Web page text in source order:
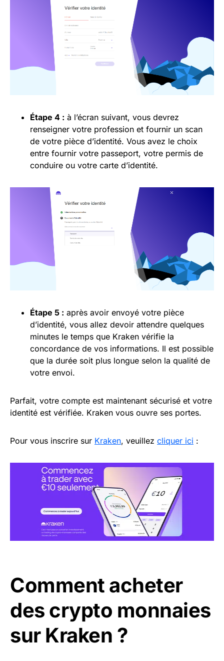
Étape 4 : à l’écran suivant, vous devrez
renseigner votre profession et fournir un scan
de votre pièce d’identité. Vous avez le choix
entre fournir votre passeport, votre permis de
conduire ou votre carte d’identité.
Étape 5 : après avoir envoyé votre pièce
d’identité, vous allez devoir attendre quelques
minutes le temps que Kraken vérifie la
concordance de vos informations. Il est possible
que la durée soit plus longue selon la qualité de
votre envoi.
Parfait, votre compte est maintenant sécurisé et votre
identité est vérifiée. Kraken vous ouvre ses portes.
Pour vous inscrire sur Kraken, veuillez cliquer ici :
Comment acheter
des crypto monnaies
sur Kraken ?